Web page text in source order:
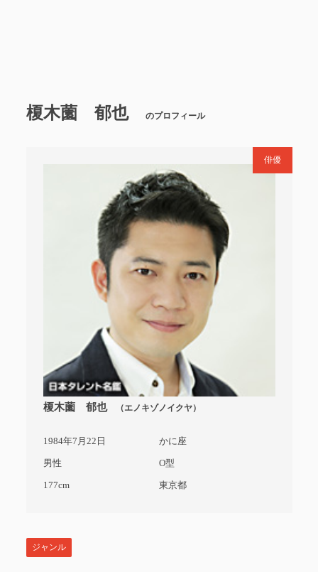
榎木薗 郁也 のプロフィール
俳優
榎木薗 郁也 （エノキゾノイクヤ）
1984年7月22日 かに座
男性 O型
177cm 東京都
ジャンル